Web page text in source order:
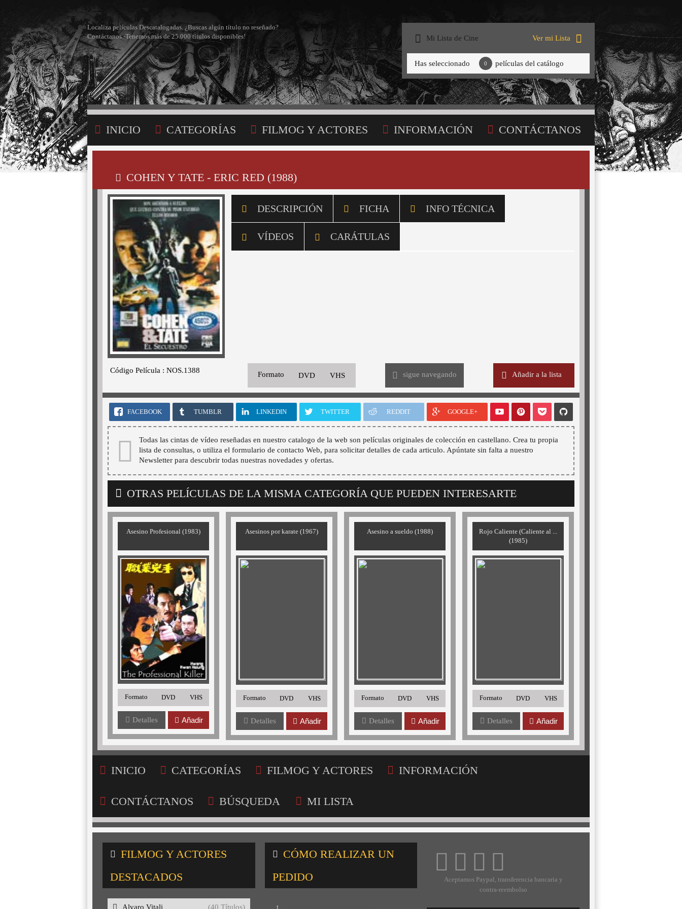
Localiza películas Descatalogadas. ¿Buscas algún título no reseñado?
Contáctanos -Tenemos más de 25.000 títulos disponibles!
Mi Lista de Cine Ver mi Lista
Has seleccionado 0 películas del catálogo
INICIO CATEGORÍAS FILMOG Y ACTORES INFORMACIÓN CONTÁCTANOS
COHEN Y TATE - ERIC RED (1988)
DESCRIPCIÓN FICHA INFO TÉCNICA
VÍDEOS CARÁTULAS
Código Película : NOS.1388
Formato DVD VHS sigue navegando Añadir a la lista
FACEBOOK TUMBLR LINKEDIN TWITTER REDDIT GOOGLE+
Todas las cintas de vídeo reseñadas en nuestro catalogo de la web son películas originales de colección en castellano. Crea tu propia
lista de consultas, o utiliza el formulario de contacto Web, para solicitar detalles de cada articulo. Apúntate sin falta a nuestro
Newsletter para descubrir todas nuestras novedades y ofertas.
OTRAS PELÍCULAS DE LA MISMA CATEGORÍA QUE PUEDEN INTERESARTE
Asesino Profesional (1983)
Formato DVD VHS
Detalles Añadir
Asesinos por karate (1967)
Formato DVD VHS
Detalles Añadir
Asesino a sueldo (1988)
Formato DVD VHS
Detalles Añadir
Rojo Caliente (Caliente al ...
(1985)
Formato DVD VHS
Detalles Añadir
INICIO CATEGORÍAS FILMOG Y ACTORES INFORMACIÓN
CONTÁCTANOS BÚSQUEDA MI LISTA
FILMOG Y ACTORES
DESTACADOS
Alvaro Vitali (40 Títulos)
CÓMO REALIZAR UN
PEDIDO
1
Aceptamos Paypal, transferencia bancaria y
contra-reembolso